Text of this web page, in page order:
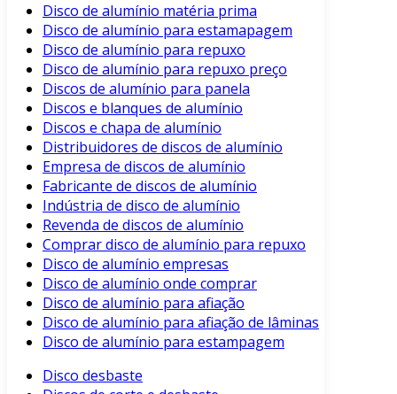
Disco de alumínio matéria prima
Disco de alumínio para estamapagem
Disco de alumínio para repuxo
Disco de alumínio para repuxo preço
Discos de alumínio para panela
Discos e blanques de alumínio
Discos e chapa de alumínio
Distribuidores de discos de alumínio
Empresa de discos de alumínio
Fabricante de discos de alumínio
Indústria de disco de alumínio
Revenda de discos de alumínio
Comprar disco de alumínio para repuxo
Disco de alumínio empresas
Disco de alumínio onde comprar
Disco de alumínio para afiação
Disco de alumínio para afiação de lâminas
Disco de alumínio para estampagem
Disco desbaste